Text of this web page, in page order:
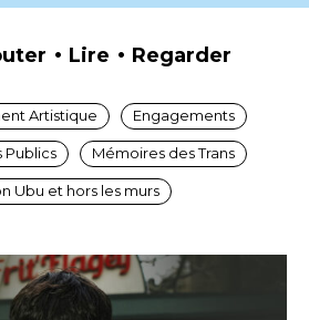
Lire Regarder
Artistique Engagements
Publics Mémoires des Trans
Ubu et hors les murs